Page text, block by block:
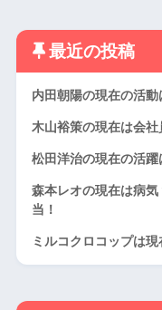
最近の投稿
内田朝陽の現在の活
木山裕策の現在は会
松田洋治の現在の活
森本レオの現在は病
当！
ミルコクロコップは